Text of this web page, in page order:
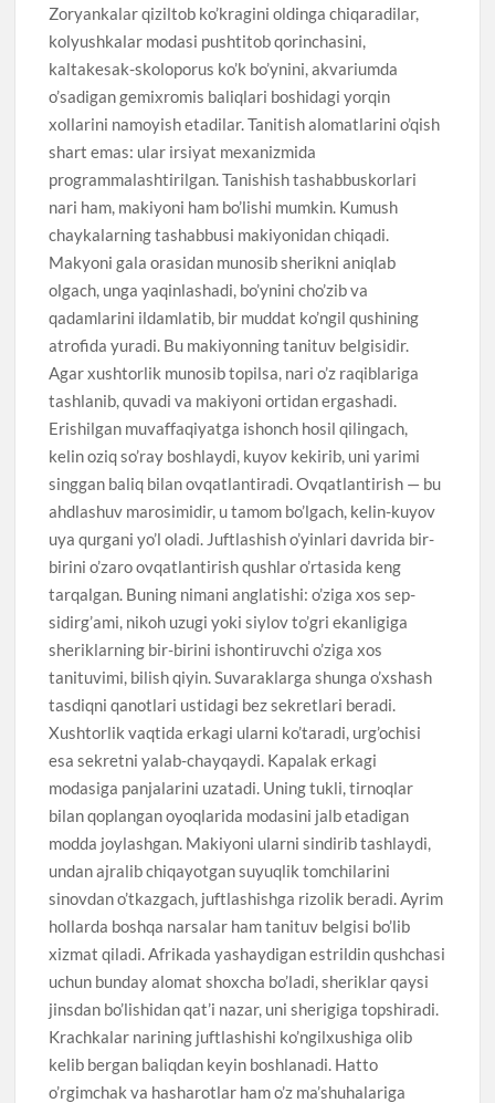
Zoryankalar qiziltob ko’kragini oldinga chiqaradilar,
kolyushkalar modasi pushtitob qorinchasini,
kaltakesak-skoloporus ko’k bo’ynini, akvariumda
o’sadigan gemixromis baliqlari boshidagi yorqin
xollarini namoyish etadilar. Tanitish alomatlarini o’qish
shart emas: ular irsiyat mexanizmida
programmalashtirilgan. Tanishish tashabbuskorlari
nari ham, makiyoni ham bo’lishi mumkin. Kumush
chaykalarning tashabbusi makiyonidan chiqadi.
Makyoni gala orasidan munosib sherikni aniqlab
olgach, unga yaqinlashadi, bo’ynini cho’zib va
qadamlarini ildamlatib, bir muddat ko’ngil qushining
atrofida yuradi. Bu makiyonning tanituv belgisidir.
Agar xushtorlik munosib topilsa, nari o’z raqiblariga
tashlanib, quvadi va makiyoni ortidan ergashadi.
Erishilgan muvaffaqiyatga ishonch hosil qilingach,
kelin oziq so’ray boshlaydi, kuyov kekirib, uni yarimi
singgan baliq bilan ovqatlantiradi. Ovqatlantirish — bu
ahdlashuv marosimidir, u tamom bo’lgach, kelin-kuyov
uya qurgani yo’l oladi. Juftlashish o’yinlari davrida bir-
birini o’zaro ovqatlantirish qushlar o’rtasida keng
tarqalgan. Buning nimani anglatishi: o’ziga xos sep-
sidirg’ami, nikoh uzugi yoki siylov to’gri ekanligiga
sheriklarning bir-birini ishontiruvchi o’ziga xos
tanituvimi, bilish qiyin. Suvaraklarga shunga o’xshash
tasdiqni qanotlari ustidagi bez sekretlari beradi.
Xushtorlik vaqtida erkagi ularni ko’taradi, urg’ochisi
esa sekretni yalab-chayqaydi. Kapalak erkagi
modasiga panjalarini uzatadi. Uning tukli, tirnoqlar
bilan qoplangan oyoqlarida modasini jalb etadigan
modda joylashgan. Makiyoni ularni sindirib tashlaydi,
undan ajralib chiqayotgan suyuqlik tomchilarini
sinovdan o’tkazgach, juftlashishga rizolik beradi. Ayrim
hollarda boshqa narsalar ham tanituv belgisi bo’lib
xizmat qiladi. Afrikada yashaydigan estrildin qushchasi
uchun bunday alomat shoxcha bo’ladi, sheriklar qaysi
jinsdan bo’lishidan qat’i nazar, uni sherigiga topshiradi.
Krachkalar narining juftlashishi ko’ngilxushiga olib
kelib bergan baliqdan keyin boshlanadi. Hatto
o’rgimchak va hasharotlar ham o’z ma’shuhalariga